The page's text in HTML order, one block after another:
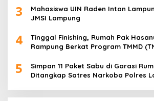
Desa
3
Mahasiswa UIN Raden Intan
JMSI Lampung
4
Tinggal Finishing, Rumah Pak
Rampung Berkat Program TMMD
5
Simpan 11 Paket Sabu di Garasi
Ditangkap Satres Narkoba Polres